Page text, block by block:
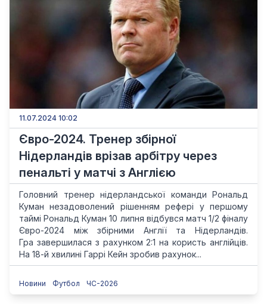
11.07.2024 10:02
Євро-2024. Тренер збірної
Нідерландів врізав арбітру через
пенальті у матчі з Англією
Головний тренер нідерландської команди Рональд
Куман незадоволений рішенням рефері у першому
таймі Рональд Куман 10 липня відбувся матч 1/2 фіналу
Євро-2024 між збірними Англії та Нідерландів.
Гра завершилася з рахунком 2:1 на користь англійців.
На 18-й хвилині Гаррі Кейн зробив рахунок...
Новини Футбол ЧС-2026